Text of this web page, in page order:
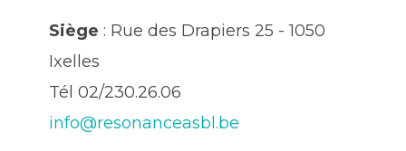
Siège : Rue des Drapiers 25 - 1050
Ixelles
Tél 02/230.26.06
info@resonanceasbl.be